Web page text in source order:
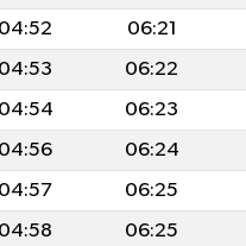
04:52 06:21
04:53 06:22
04:54 06:23
04:56 06:24
04:57 06:25
04:58 06:25